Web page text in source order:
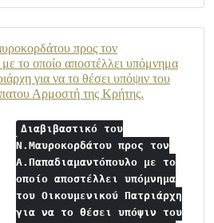
προς τον
το οποίο αποστέλλει υπόμνημα
για να το θέσει υπόψιν του
Αρμοστή της Κρήτης.
Διαβιβαστικό του
Ν.Μαυροκορδάτου προς τον
Α.Παπαδιαμαντόπουλο με το
οποίο αποστέλλει υπόμνημα
του Οικουμενικού Πατριάρχη
για να το θέσει υπόψιν του